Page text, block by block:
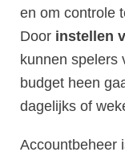
en om controle
Door instellen
kunnen spelers
budget heen
dagelijks of
Accountbeheer